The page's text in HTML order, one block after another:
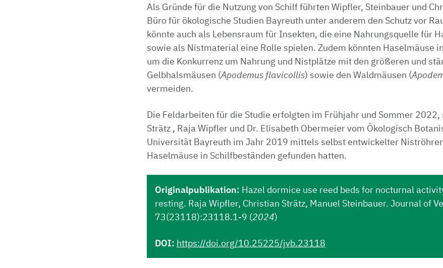
Als Gründe für die Nutzung von Schilf führten Wipfler, Steinbauer und
Büro für ökologische Studien Bayreuth unter anderem den Schutz vor
könnte auch als Lebensraum für Insekten, die eine Nahrungsquelle für
sowie als Nistmaterial eine Rolle spielen. Zudem könnten Haselmäuse
um die Konkurrenz um Nahrung und Nistplätze mit den größeren und
Gelbhalsmäusen (Apodemus flavicollis) sowie den Waldmäusen (
vermeiden.
Die Feldarbeiten für die Studie erfolgten im Frühjahr und Sommer 2022,
Strätz , Raja Wipfler und Dr. Elisabeth Obermeier vom Ökologisch
Universität Bayreuth im Jahr 2019 mittels selbst entwickelter
Haselmäuse in Schilfbeständen gefunden hatten.
Originalpublikation: Hazel dormice use reed beds for nocturnal
resting. Raja Wipfler, Christian Strätz, Manuel Steinbauer. Journal of
73(23118):23118.1-9 (2024)
DOI: https://doi.org/10.25225/jvb.23118